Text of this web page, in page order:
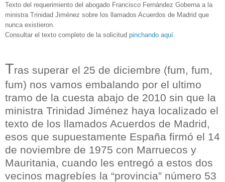
Texto del requerimiento del abogado Francisco Fernández Goberna a la
ministra Trinidad Jiménez sobre los llamados Acuerdos de Madrid que
nunca existieron.
Consultar el texto completo de la solicitud pinchando aquí
Tras superar el 25 de diciembre (fum, fum,
fum) nos vamos embalando por el ultimo
tramo de la cuesta abajo de 2010 sin que la
ministra Trinidad Jiménez haya localizado el
texto de los llamados Acuerdos de Madrid,
esos que supuestamente España firmó el 14
de noviembre de 1975 con Marruecos y
Mauritania, cuando les entregó a estos dos
vecinos magrebíes la “provincia” número 53